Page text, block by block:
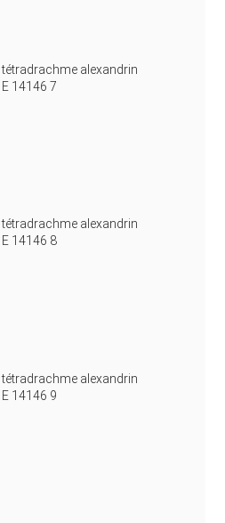
tétradrachme alexandrin
E 14146 7
tétradrachme alexandrin
E 14146 8
tétradrachme alexandrin
E 14146 9